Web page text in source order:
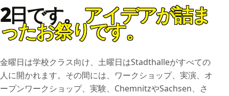
2日です。 アイデアが詰ま
ったお祭りです。
金曜日は学校クラス向け、土曜日はStadthalleがすべての
人に開かれます。その間には、ワークショップ、実演、オ
ープンワークショップ、実験、ChemnitzやSachsen、さ